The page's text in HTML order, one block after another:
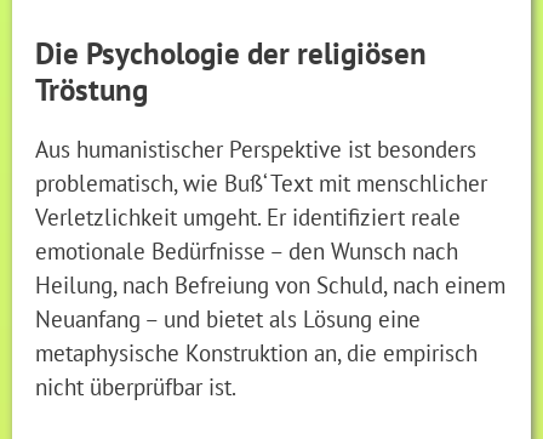
Die Psychologie der religiösen
Tröstung
Aus humanistischer Perspektive ist besonders
problematisch, wie Buß‘ Text mit menschlicher
Verletzlichkeit umgeht. Er identifiziert reale
emotionale Bedürfnisse – den Wunsch nach
Heilung, nach Befreiung von Schuld, nach einem
Neuanfang – und bietet als Lösung eine
metaphysische Konstruktion an, die empirisch
nicht überprüfbar ist.